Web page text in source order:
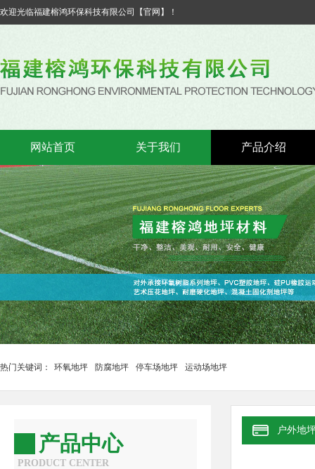
欢迎光临福建榕鸿环保科技有限公司【官网】！
网站首页 关于我们 产品介绍
热门关键词： 环氧地坪 防腐地坪 停车场地坪 运动场地坪
产品中心
PRODUCT CENTER
户外地